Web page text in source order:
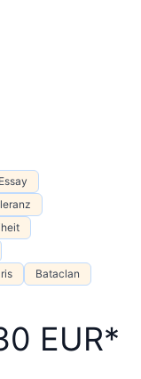
Essay
Bataclan
EUR